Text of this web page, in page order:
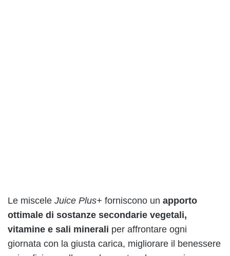
Le miscele Juice Plus+ forniscono un apporto
ottimale di sostanze secondarie vegetali,
vitamine e sali minerali per affrontare ogni
giornata con la giusta carica, migliorare il benessere